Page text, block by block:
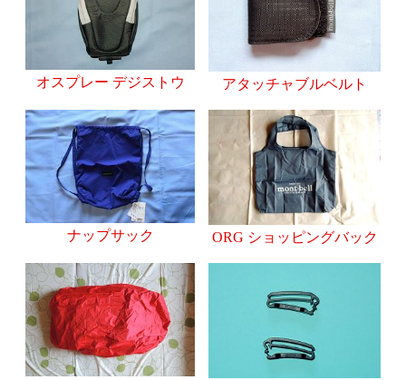
オスプレー デジストウ アタッチャブルベルト
ナップサック ORG ショッピングバック